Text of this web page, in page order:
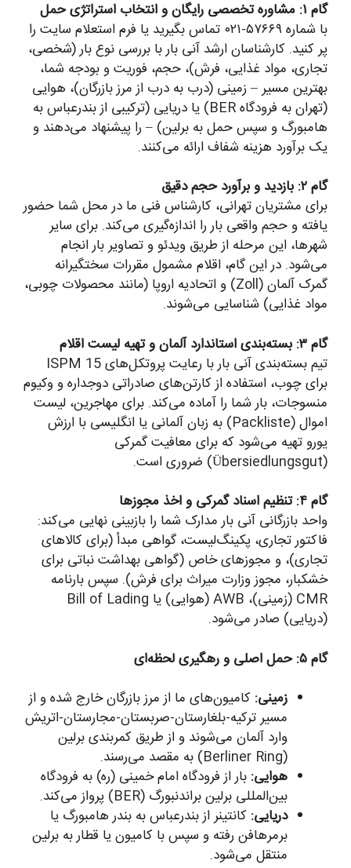
گام ۱: مشاوره تخصصی رایگان و انتخاب استراتژی حمل
با شماره ۵۷۶۶۹-۰۲۱ تماس بگیرید یا فرم استعلام سایت را
پر کنید. کارشناسان ارشد آنی بار با بررسی نوع بار (شخصی،
تجاری، مواد غذایی، فرش)، حجم، فوریت و بودجه شما،
بهترین مسیر – زمینی (درب به درب از مرز بازرگان)، هوایی
(تهران به فرودگاه BER) یا دریایی (ترکیبی از بندرعباس به
هامبورگ و سپس حمل به برلین) – را پیشنهاد می‌دهند و
یک برآورد هزینه شفاف ارائه می‌کنند.
گام ۲: بازدید و برآورد حجم دقیق
برای مشتریان تهرانی، کارشناس فنی ما در محل شما حضور
یافته و حجم واقعی بار را اندازه‌گیری می‌کند. برای سایر
شهرها، این مرحله از طریق ویدئو و تصاویر بار انجام
می‌شود. در این گام، اقلام مشمول مقررات سختگیرانه
گمرک آلمان (Zoll) و اتحادیه اروپا (مانند محصولات چوبی،
مواد غذایی) شناسایی می‌شوند.
گام ۳: بسته‌بندی استاندارد آلمان و تهیه لیست اقلام
تیم بسته‌بندی آنی بار با رعایت پروتکل‌های ISPM 15
برای چوب، استفاده از کارتن‌های صادراتی دوجداره و وکیوم
منسوجات، بار شما را آماده می‌کند. برای مهاجرین، لیست
اموال (Packliste) به زبان آلمانی یا انگلیسی با ارزش
یورو تهیه می‌شود که برای معافیت گمرکی
(Übersiedlungsgut) ضروری است.
گام ۴: تنظیم اسناد گمرکی و اخذ مجوزها
واحد بازرگانی آنی بار مدارک شما را بازبینی نهایی می‌کند:
فاکتور تجاری، پکینگ‌لیست، گواهی مبدأ (برای کالاهای
تجاری)، و مجوزهای خاص (گواهی بهداشت نباتی برای
خشکبار، مجوز وزارت میراث برای فرش). سپس بارنامه
CMR (زمینی)، AWB (هوایی) یا Bill of Lading
(دریایی) صادر می‌شود.
گام ۵: حمل اصلی و رهگیری لحظه‌ای
زمینی: کامیون‌های ما از مرز بازرگان خارج شده و از
مسیر ترکیه-بلغارستان-صربستان-مجارستان-اتریش
وارد آلمان می‌شوند و از طریق کمربندی برلین
(Berliner Ring) به مقصد می‌رسند.
هوایی: بار از فرودگاه امام خمینی (ره) به فرودگاه
بین‌المللی برلین براندنبورگ (BER) پرواز می‌کند.
دریایی: کانتینر از بندرعباس به بندر هامبورگ یا
برمرهافن رفته و سپس با کامیون یا قطار به برلین
منتقل می‌شود.